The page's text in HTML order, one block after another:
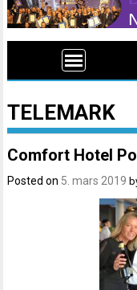
TELEMARK
Comfort Hotel
Posted on 5. mars 2019